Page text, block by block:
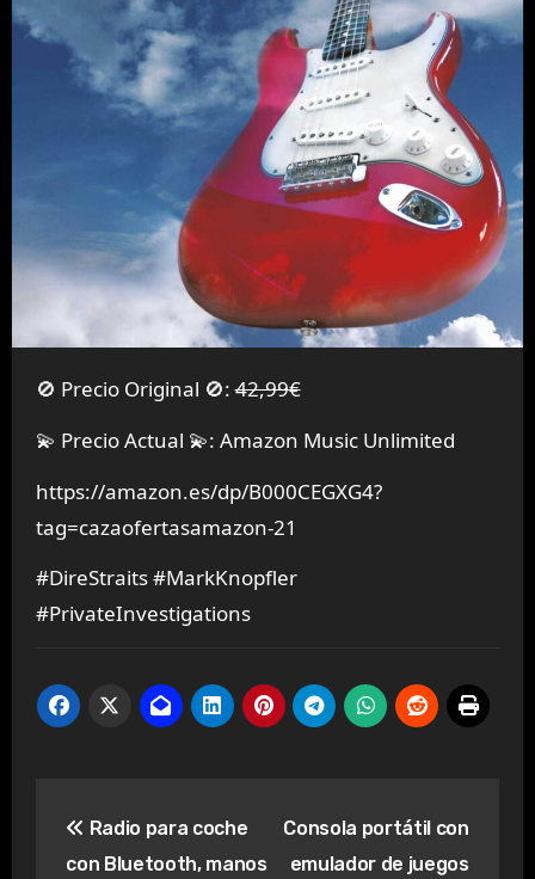
🚫 Precio Original 🚫:42,99€
💫 Precio Actual 💫: Amazon Music Unlimited
https://amazon.es/dp/B000CEGXG4?
tag=cazaofertasamazon-21
#DireStraits #MarkKnopfler
#PrivateInvestigations
de
Radio para coche
con Bluetooth, manos
Consola portátil con
emulador de juegos